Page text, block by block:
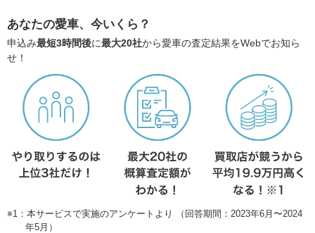
あなたの愛車、今いくら？
申込み最短3時間後に最大20社から愛車の査定結果をWebでお知ら
せ！
※1：本サービスで実施のアンケートより （回答期間：2023年6月〜2024
年5月）